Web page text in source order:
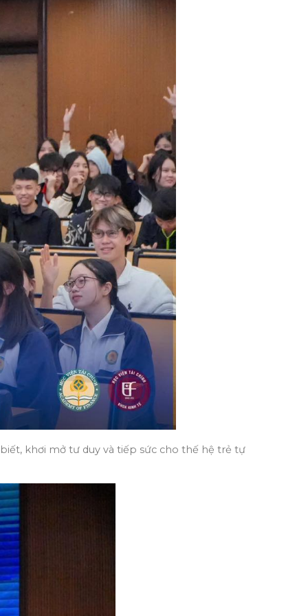
khơi mở tư duy và tiếp sức cho thế hệ trẻ tự